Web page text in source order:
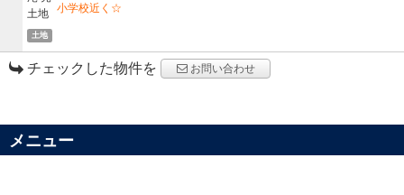
土地
小学校近く☆
チェックした物件を お問い合わせ
メニュー